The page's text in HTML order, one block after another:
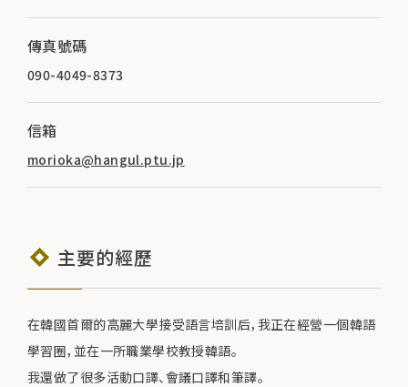
傳真號碼
090-4049-8373
信箱
morioka@hangul.ptu.jp
主要的經歷
在韓國首爾的高麗大學接受語言培訓后，我正在經營一個韓語
學習圈，並在一所職業學校教授韓語。
我還做了很多活動口譯、會議口譯和筆譯。